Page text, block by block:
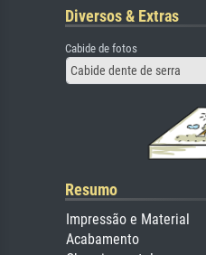
Diversos & Extras
Cabide de fotos
Cabide dente de serra
Resumo
Impressão e Material
Acabamento